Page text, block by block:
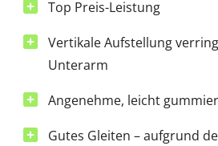
Top Preis-Leistung
Vertikale Aufstellung
Unterarm
Angenehme, leicht
Gutes Gleiten – aufgrund